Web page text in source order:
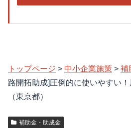
トップページ > 中小企業施策 > 補
路開拓助成]圧倒的に使いやすい
（東京都）
補助金・助成金